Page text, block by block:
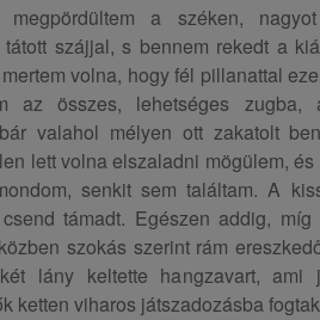
megpördültem a széken,
tátott szájjal, s bennem rekedt a
volna, hogy fél pillanattal
az összes, lehetséges zugba,
valahol mélyen ott zakatolt
lett volna elszaladni mögülem,
senkit sem találtam. A
támadt. Egészen addig,
szokás szerint rám
lány keltette hangzavart, ami
ketten viharos játszadozásba